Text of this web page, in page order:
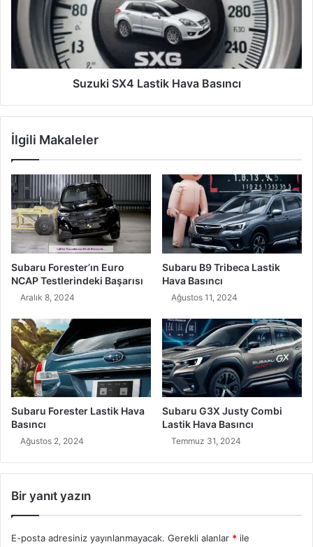
Basıncı
Suzuki SX4 Lastik Hava Basıncı
İlgili Makaleler
Subaru Forester’ın Euro
NCAP Testlerindeki Başarısı
Aralık 8, 2024
Subaru B9 Tribeca Lastik
Hava Basıncı
Ağustos 11, 2024
Subaru Forester Lastik Hava
Basıncı
Ağustos 2, 2024
Subaru G3X Justy Combi
Lastik Hava Basıncı
Temmuz 31, 2024
Bir yanıt yazın
E-posta adresiniz yayınlanmayacak. Gerekli alanlar * ile